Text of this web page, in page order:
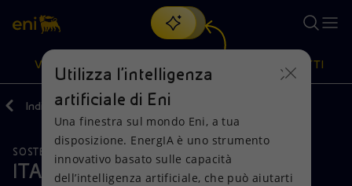
Cerca
scopri EnergIA, la nostra nuova soluzione di intelligenza
artificiale.
VISIONE
Visione
Azioni
PRODOTTI
Prodotti
Indietro Media News
SOSTENIBILITÀ
ITA Airways ed Eni insieme per la
Utilizza l'intelligenza
artificiale di Eni
Una finestra sul mondo Eni, a tua
disposizione. EnergIA è uno strumento
innovativo basato sulle capacità
dell’intelligenza artificiale, che può aiutarti